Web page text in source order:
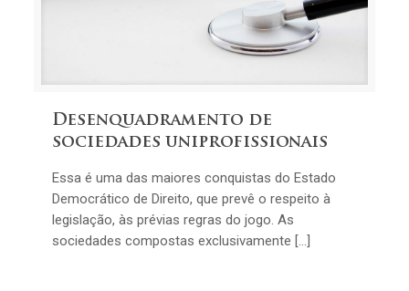
Desenquadramento de
sociedades uniprofissionais
Essa é uma das maiores conquistas do Estado
Democrático de Direito, que prevê o respeito à
legislação, às prévias regras do jogo. As
sociedades compostas exclusivamente […]